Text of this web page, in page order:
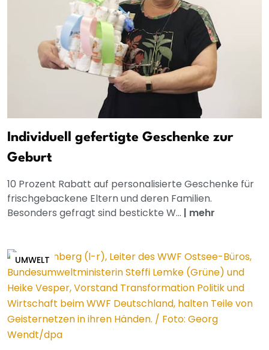
Individuell gefertigte Geschenke zur
Geburt
10 Prozent Rabatt auf personalisierte Geschenke für
frischgebackene Eltern und deren Familien.
Besonders gefragt sind bestickte W... | mehr
UMWELT